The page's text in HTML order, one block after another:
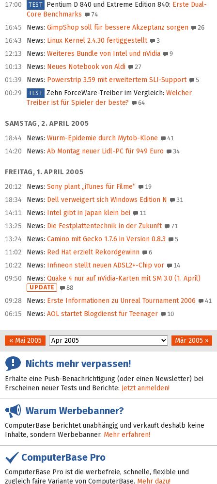
17:00 TEST Pentium D 840 und Extreme Edition 840: Erste Dual-
Core Benchmarks
74
16:45 News: GimpShop soll für bessere Akzeptanz sorgen 26
16:43 News: Linux Kernel 2.4.30 fertiggestellt 3
12:13 News: Weiteres Bundle von Intel und nVidia 9
10:13 News: Neues Notebook von Aldi 27
01:39 News: Powerstrip 3.59 mit erweitertem SLI-Support 5
00:29 TEST Zehn ForceWare-Treiber im Vergleich: Welcher
Treiber ist für Spieler der beste?
64
SAMSTAG, 2. APRIL 2005
18:44
News: Wurm-Epidemie durch Mytob-Klone 41
14:20 News: Ab Montag neuer Lidl-PC für 949 Euro 34
FREITAG, 1. APRIL 2005
20:12
News: Sony plant „iTunes für Filme“ 19
18:34 News: Dell verweigert sich Windows Edition N 31
14:11 News: Intel gibt in Japan klein bei 11
13:25 News: Die Festplattentechnik in der Zukunft 71
13:24 News: Camino mit Gecko 1.7.6 in Version 0.8.3 5
11:02 News: Red Hat erzielt Rekordgewinn 6
10:22 News: Infineon stellt neuen ADSL2+-Chip vor 14
09:50 News: Quake 4 nur auf nVidia-Karten mit SM 3.0 (1. April)
UPDATE 88
09:28 News: Erste Informationen zu Unreal Tournament 2006 41
06:15 News: AOL startet Blogdienst für Teenager 10
« Mai 2005 Mär 2005 »
Nichts mehr verpassen!
Erhalte eine Push-Benachrichtigung (oder einen Newsletter) bei
Erscheinen neuer Tests und Berichte: Jetzt anmelden!
Warum Werbebanner?
ComputerBase berichtet unabhängig und verkauft deshalb keine
Inhalte, sondern Werbebanner. Mehr erfahren!
ComputerBase Pro
ComputerBase Pro ist die werbefreie, schnelle, flexible und
zugleich faire Variante von ComputerBase. Mehr dazu!